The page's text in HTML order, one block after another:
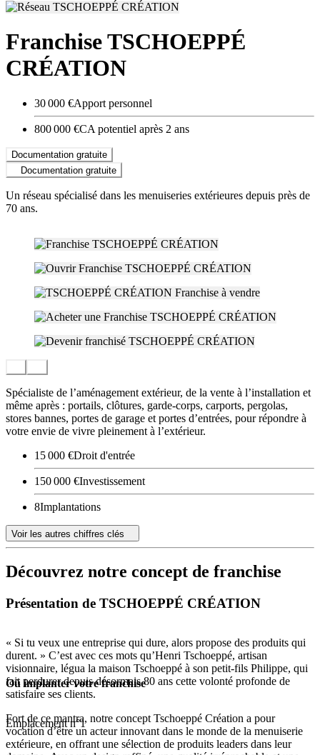
Franchise TSCHOEPPÉ
CRÉATION
30 000 €Apport personnel
800 000 €CA potentiel après 2 ans
Documentation gratuite
Documentation gratuite
Un réseau spécialisé dans les menuiseries extérieures depuis près de
70 ans.
Spécialiste de l’aménagement extérieur, de la vente à l’installation et
même après : portails, clôtures, garde-corps, carports, pergolas,
stores bannes, portes de garage et portes d’entrées, pour répondre à
votre envie de vivre pleinement à l’extérieur.
15 000 €Droit d'entrée
150 000 €Investissement
8Implantations
Voir les autres chiffres clés
Découvrez notre concept de franchise
Présentation de TSCHOEPPÉ CRÉATION
« Si tu veux une entreprise qui dure, alors propose des produits qui
durent. » C’est avec ces mots qu’Henri Tschoeppé, artisan
visionnaire, légua la maison Tschoeppé à son petit-fils Philippe, qui
fait perdurer depuis désormais 80 ans cette volonté profonde de
satisfaire ses clients.
Fort de ce mantra, notre concept Tschoeppé Création a pour
vocation d’être un acteur innovant dans le monde de la menuiserie
extérieure, en offrant une sélection de produits leaders dans leur
Où implanter votre franchise
Emplacement n°1